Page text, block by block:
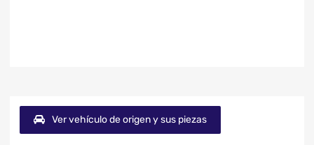
Ver vehículo de origen y sus piezas